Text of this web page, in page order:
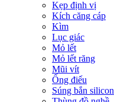
Kẹp định vị
Kích căng cáp
Kìm
Lục giác
Mỏ lết
Mỏ lết răng
Mũi vít
Ống điếu
Súng bắn silicon